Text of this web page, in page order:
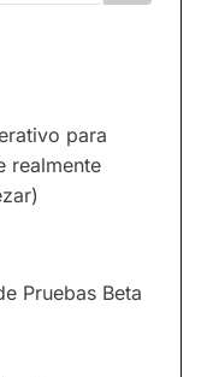
para
realmente
Pruebas Beta